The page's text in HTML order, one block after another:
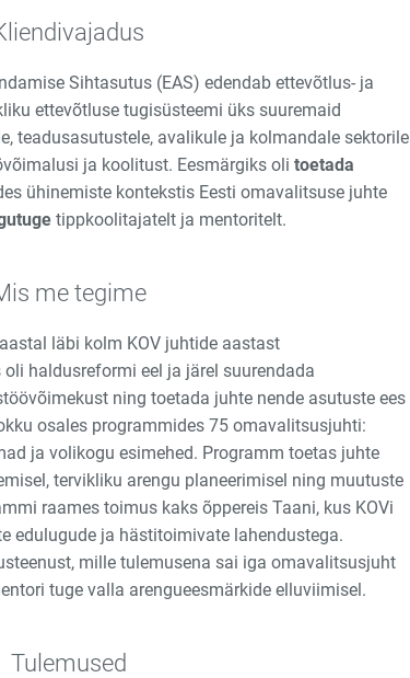
Sihtasutus (EAS) edendab ettevõtlus- ja
ettevõtluse tugisüsteemi üks suuremaid
teadusasutustele, avalikule ja kolmandale sektorile
ja koolitust. Eesmärgiks olitoetada
ühinemiste kontekstis Eesti omavalitsuse juhte
tippkoolitajatelt ja mentoritelt.
me tegime
läbi kolm KOV juhtide aastast
haldusreformi eel ja järel suurendada
ning toetada juhte nende asutuste ees
osales programmides 75 omavalitsusjuhti:
ja volikogu esimehed. Programm toetas juhte
tervikliku arengu planeerimisel ning muutuste
raames toimus kaks õppereis Taani, kus KOVi
edulugude ja hästitoimivate lahendustega.
mille tulemusena sai iga omavalitsusjuht
tuge valla arengueesmärkide elluviimisel.
Tulemused